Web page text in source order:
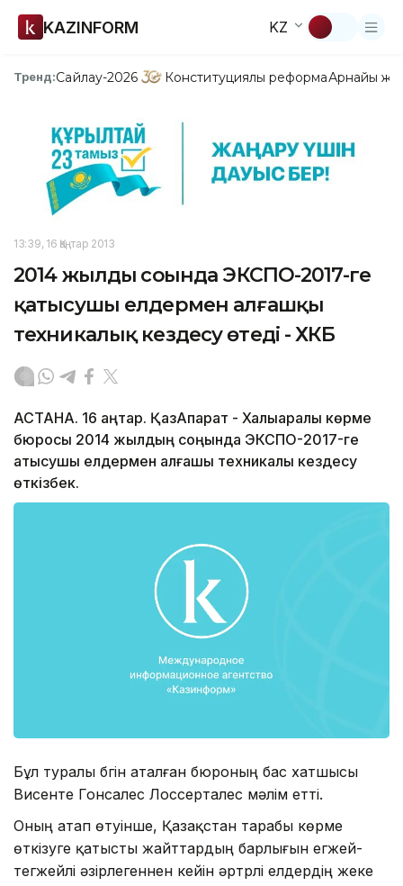
KAZINFORM KZ
Тренд:Сайлау-2026 Конституциялық реформаАрнайы
13:39, 16 Қаңтар 2013
2014 жылдың соңында ЭКСПО-2017-ге
қатысушы елдермен алғашқы
техникалық кездесу өтеді - ХКБ
АСТАНА. 16 қаңтар. ҚазАқпарат - Халықаралық көрме
бюросы 2014 жылдың соңында ЭКСПО-2017-ге
қатысушы елдермен алғашқы техникалық кездесу
өткізбек.
Бұл туралы бүгін аталған бюроның бас хатшысы
Висенте Гонсалес Лоссерталес мәлім етті.
Оның атап өтуінше, Қазақстан тарабы көрме
өткізуге қатысты жайттардың барлығын егжей-
тегжейлі әзірлегеннен кейін әртүрлі елдердің жеке